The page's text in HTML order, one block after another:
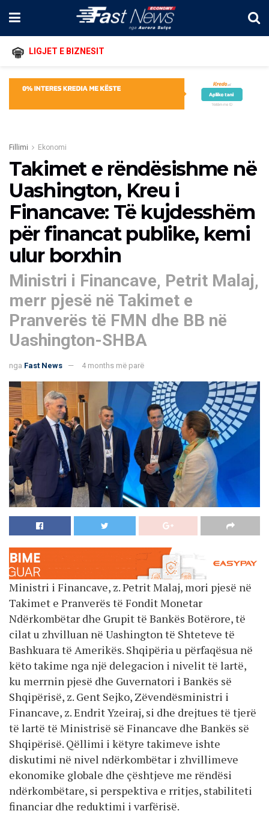
LIGJET E BIZNESIT
Fillimi Ekonomi
Takimet e rëndësishme në
Uashington, Kreu i
Financave: Të kujdesshëm
për financat publike, kemi
ulur borxhin
Ministri i Financave, Petrit Malaj,
merr pjesë në Takimet e
Pranverës të FMN dhe BB në
Uashington-SHBA
nga Fast News 4 months më parë
Ministri i Financave, z. Petrit Malaj, mori pjesë në
Takimet e Pranverës të Fondit Monetar
Ndërkombëtar dhe Grupit të Bankës Botërore, të
cilat u zhvilluan në Uashington të Shteteve të
Bashkuara të Amerikës. Shqipëria u përfaqësua në
këto takime nga një delegacion i nivelit të lartë,
ku merrnin pjesë dhe Guvernatori i Bankës së
Shqipërisë, z. Gent Sejko, Zëvendësministri i
Financave, z. Endrit Yzeiraj, si dhe drejtues të tjerë
të lartë të Ministrisë së Financave dhe Bankës së
Shqipërisë. Qëllimi i këtyre takimeve ishte
diskutimi në nivel ndërkombëtar i zhvillimeve
ekonomike globale dhe çështjeve me rëndësi
ndërkombëtare, si perspektiva e rritjes, stabiliteti
financiar dhe reduktimi i varfërisë.